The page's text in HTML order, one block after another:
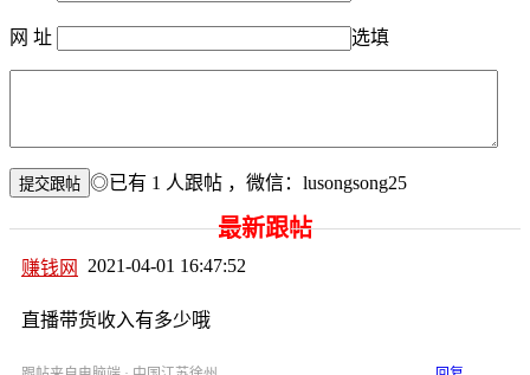
网 址 选填
◎已有 1 人跟帖 ，微信：lusongsong25
最新跟帖
赚钱网 2021-04-01 16:47:52
直播带货收入有多少哦